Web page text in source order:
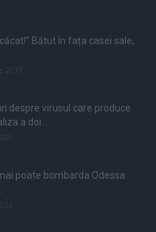
Bătut în fața casei sale,
despre virusul care produce
a doi...
poate bombarda Odessa